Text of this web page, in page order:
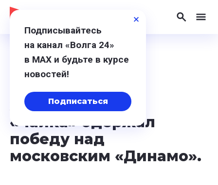
25 июля 2024, 18:10
Нижегородский
хоккейный клуб
«Чайка» одержал
победу над
московским «Динамо».
Подписывайтесь
на канал «Волга 24»
в МАХ и будьте в курсе
новостей!
Подписаться